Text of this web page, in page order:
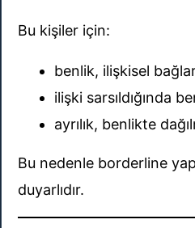
Bu kişiler için:
benlik, ilişkisel
ilişki sarsıldığında
ayrılık, benlikte
Bu nedenle borderline
duyarlıdır.